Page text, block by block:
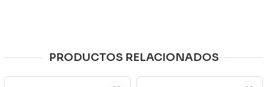
PRODUCTOS RELACIONADOS